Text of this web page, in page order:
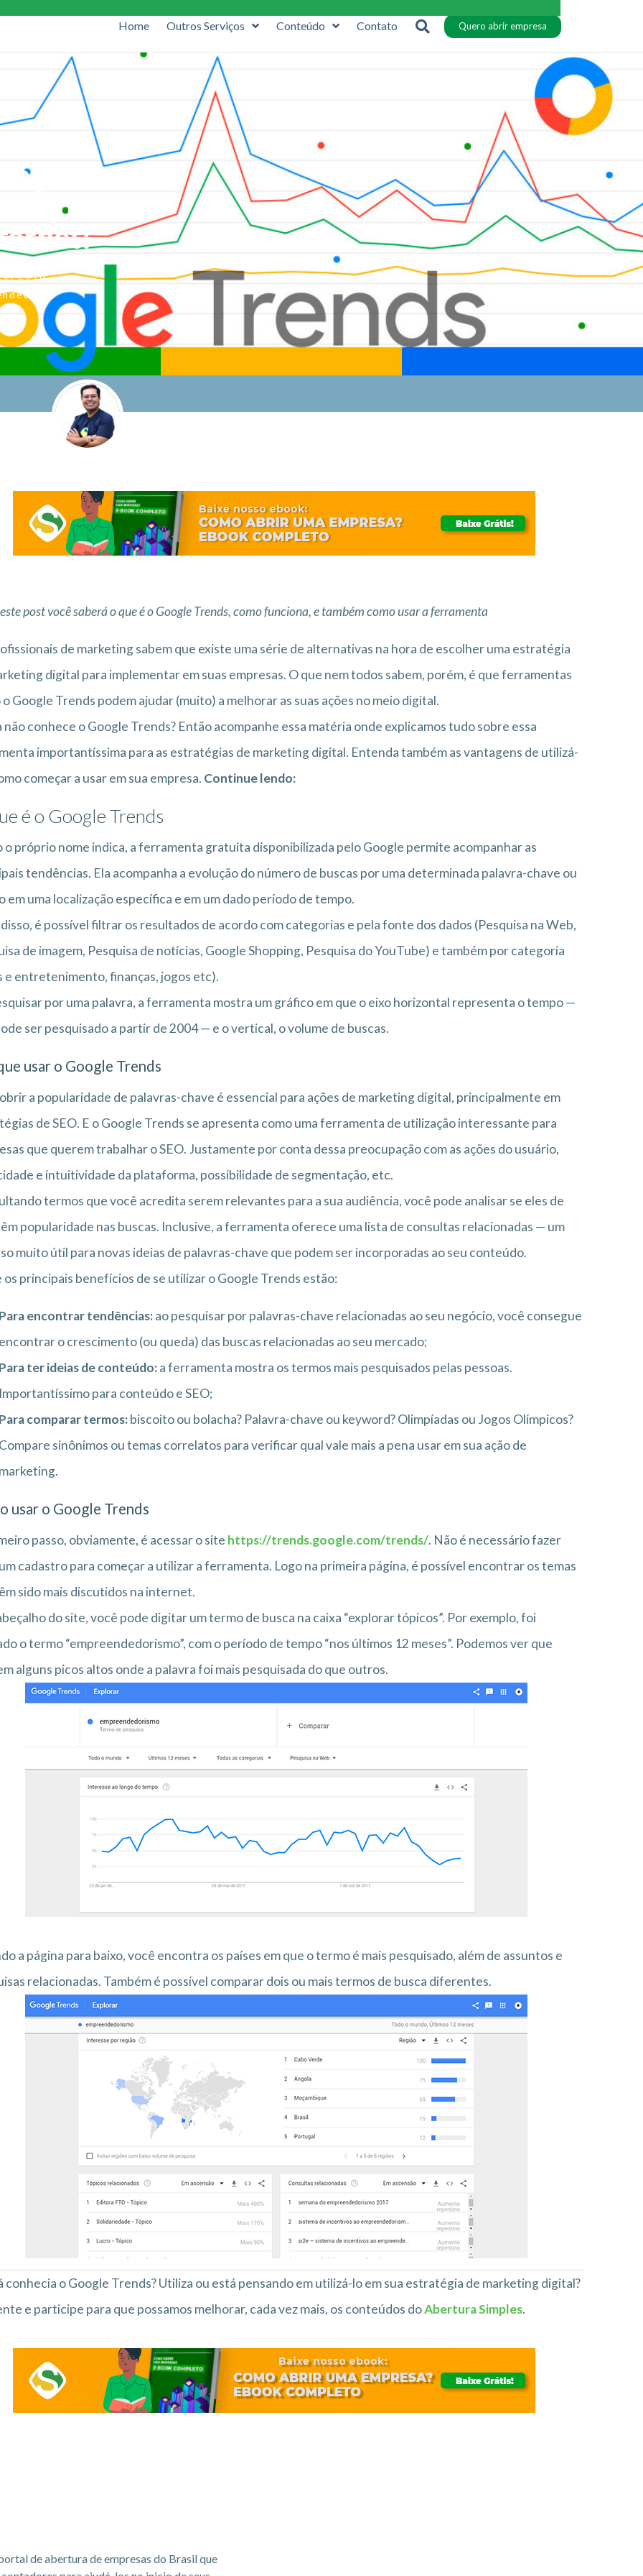
Home Outros Serviços Conteúdo Contato Quero abrir empresa
essa
que está
2018
post você saberá o que é o Google Trends, como funciona, e também como usar a ferramenta
de marketing sabem que existe uma série de alternativas na hora de escolher uma estratégia
digital para implementar em suas empresas. O que nem todos sabem, porém, é que ferramentas
o Google Trends podem ajudar (muito) a melhorar as suas ações no meio digital.
não conhece o Google Trends? Então acompanhe essa matéria onde explicamos tudo sobre essa
importantíssima para as estratégias de marketing digital. Entenda também as vantagens de utilizá-
começar a usar em sua empresa. Continue lendo:
é o Google Trends
o próprio nome indica, a ferramenta gratuita disponibilizada pelo Google permite acompanhar as
tendências. Ela acompanha a evolução do número de buscas por uma determinada palavra-chave ou
em uma localização específica e em um dado período de tempo.
é possível filtrar os resultados de acordo com categorias e pela fonte dos dados (Pesquisa na Web,
de imagem, Pesquisa de notícias, Google Shopping, Pesquisa do YouTube) e também por categoria
e entretenimento, finanças, jogos etc).
por uma palavra, a ferramenta mostra um gráfico em que o eixo horizontal representa o tempo —
ser pesquisado a partir de 2004 — e o vertical, o volume de buscas.
usar o Google Trends
a popularidade de palavras-chave é essencial para ações de marketing digital, principalmente em
de SEO. E o Google Trends se apresenta como uma ferramenta de utilização interessante para
que querem trabalhar o SEO. Justamente por conta dessa preocupação com as ações do usuário,
e intuitividade da plataforma, possibilidade de segmentação, etc.
termos que você acredita serem relevantes para a sua audiência, você pode analisar se eles de
popularidade nas buscas. Inclusive, a ferramenta oferece uma lista de consultas relacionadas — um
muito útil para novas ideias de palavras-chave que podem ser incorporadas ao seu conteúdo.
os principais benefícios de se utilizar o Google Trends estão:
Para encontrar tendências:ao pesquisar por palavras-chave relacionadas ao seu negócio, você consegue
encontrar o crescimento (ou queda) das buscas relacionadas ao seu mercado;
Para ter ideias de conteúdo:a ferramenta mostra os termos mais pesquisados pelas pessoas.
Importantíssimo para conteúdo e SEO;
Para comparar termos:biscoito ou bolacha? Palavra-chave ou keyword? Olimpíadas ou Jogos Olímpicos?
Compare sinônimos ou temas correlatos para verificar qual vale mais a pena usar em sua ação de
marketing.
usar o Google Trends
passo, obviamente, é acessar o site https://trends.google.com/trends/. Não é necessário fazer
cadastro para começar a utilizar a ferramenta. Logo na primeira página, é possível encontrar os temas
sido mais discutidos na internet.
do site, você pode digitar um termo de busca na caixa “explorar tópicos”. Por exemplo, foi
o termo “empreendedorismo”, com o período de tempo “nos últimos 12 meses”. Podemos ver que
alguns picos altos onde a palavra foi mais pesquisada do que outros.
a página para baixo, você encontra os países em que o termo é mais pesquisado, além de assuntos e
relacionadas. Também é possível comparar dois ou mais termos de busca diferentes.
conhecia o Google Trends? Utiliza ou está pensando em utilizá-lo em sua estratégia de marketing digital?
e participe para que possamos melhorar, cada vez mais, os conteúdos doAbertura Simples.
de abertura de empresas do Brasil que